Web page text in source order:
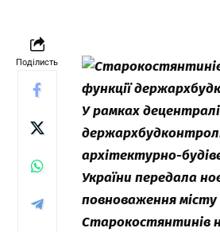
Поділисть
У рамках
архітектурно-
України передала
повноваження місту
Старокостянтинів